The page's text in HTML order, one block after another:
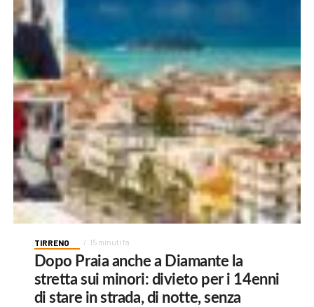
TIRRENO 15 minuti fa
Dopo Praia anche a Diamante la
stretta sui minori: divieto per i 14enni
di stare in strada, di notte, senza